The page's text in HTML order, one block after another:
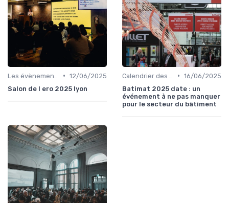
• 12/06/2025
Salon de l ero 2025 lyon
• 16/06/2025
Batimat 2025 date : un
événement à ne pas manquer
pour le secteur du bâtiment